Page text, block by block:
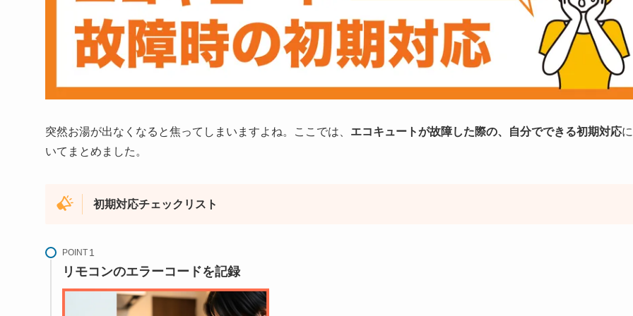
突然お湯が出なくなると焦ってしまいますよね。ここでは、 エコキュートが故障した際の、自分でできる初期対応
いてまとめました。
初期対応チェックリスト
POINT
リモコンのエラーコードを記録